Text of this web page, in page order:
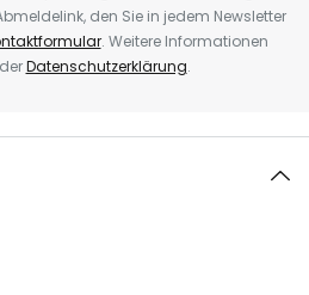
den Sie in jedem Newsletter
. Weitere Informationen
Datenschutzerklärung.